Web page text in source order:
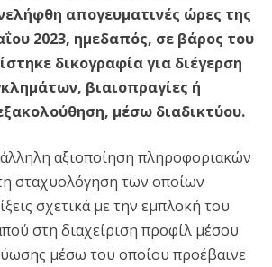
απογευματινές ώρες της
2023, ημεδαπός, σε βάρος του
δικογραφία για διέγερση
βιαιοπραγίες ή
μέσω διαδικτύου.
αξιοποίηση πληροφοριακών
σταχυολόγηση των οποίων
σχετικά με την εμπλοκή του
στη διαχείριση προφίλ μέσου
μέσω του οποίου προέβαινε